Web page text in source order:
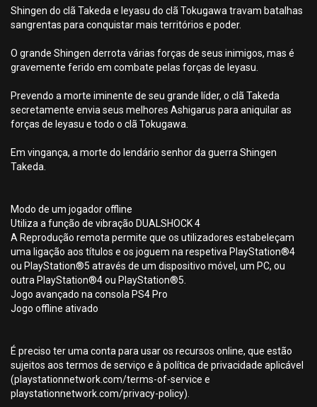
Shingen do clã Takeda e Ieyasu do clã Tokugawa travam batalhas
sangrentas para conquistar mais territórios e poder.
O grande Shingen derrota várias forças de seus inimigos, mas é
gravemente ferido em combate pelas forças de Ieyasu.
Prevendo a morte iminente de seu grande líder, o clã Takeda
secretamente envia seus melhores Ashigarus para aniquilar as
forças de Ieyasu e todo o clã Tokugawa.
Em vingança, a morte do lendário senhor da guerra Shingen
Takeda.
Modo de um jogador offline
Utiliza a função de vibração DUALSHOCK 4
A Reprodução remota permite que os utilizadores estabeleçam
uma ligação aos títulos e os joguem na respetiva PlayStation®4
ou PlayStation®5 através de um dispositivo móvel, um PC, ou
outra PlayStation®4 ou PlayStation®5.
Jogo avançado na consola PS4 Pro
Jogo offline ativado
É preciso ter uma conta para usar os recursos online, que estão
sujeitos aos termos de serviço e à política de privacidade aplicável
(playstationnetwork.com/terms-of-service e
playstationnetwork.com/privacy-policy).